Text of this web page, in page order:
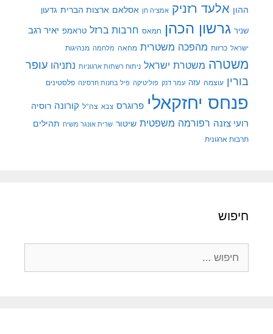
ההון אלעד רזניק אמציה חן אסלאם ארצות הברית גדעון
שניר גרשון הכהן חמאס חרבות ברזל טראמפ יאיר רגב
ישראל כרזות מהפכה משטרית מחאה מלחמה מנהיגות
משטרה משטרת ישראל ניתוח רשתות ארגוניות נתניהו עופר
בורין עוצמה עזה עמר דנק פוליטיקה פיל בחנות חרסינה פלסטינים
פנחס יחזקאלי פרוגרס צבא צה"ל קורונה רוסיה
רועי צזנה רפורמה משפטית שיטור שרית אונגר משיח תהילים
תרבות ארגונית
חיפוש